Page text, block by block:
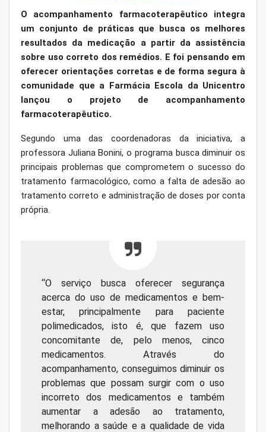
O acompanhamento farmacoterapêutico integra
um conjunto de práticas que busca os melhores
resultados da medicação a partir da assistência
sobre uso correto dos remédios. E foi pensando em
oferecer orientações corretas e de forma segura à
comunidade que a Farmácia Escola da Unicentro
lançou o projeto de acompanhamento
farmacoterapêutico.
Segundo uma das coordenadoras da iniciativa, a
professora Juliana Bonini, o programa busca diminuir os
principais problemas que comprometem o sucesso do
tratamento farmacológico, como a falta de adesão ao
tratamento correto e administração de doses por conta
própria.
“O serviço busca oferecer segurança
acerca do uso de medicamentos e bem-
estar, principalmente para paciente
polimedicados, isto é, que fazem uso
concomitante de, pelo menos, cinco
medicamentos. Através do
acompanhamento, conseguimos diminuir os
problemas que possam surgir com o uso
incorreto dos medicamentos e também
aumentar a adesão ao tratamento,
melhorando a saúde e a qualidade de vida